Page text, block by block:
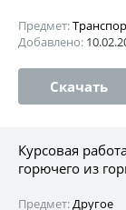
Предмет:
Добавлено:
Скачать
Курсовая
горючего из
Предмет:Другое